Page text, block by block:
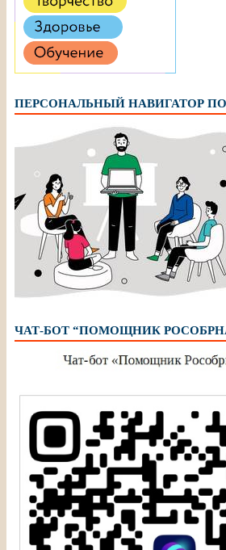
ПЕРСОНАЛЬНЫЙ НАВИГАТОР
ЧАТ-БОТ “ПОМОЩНИК